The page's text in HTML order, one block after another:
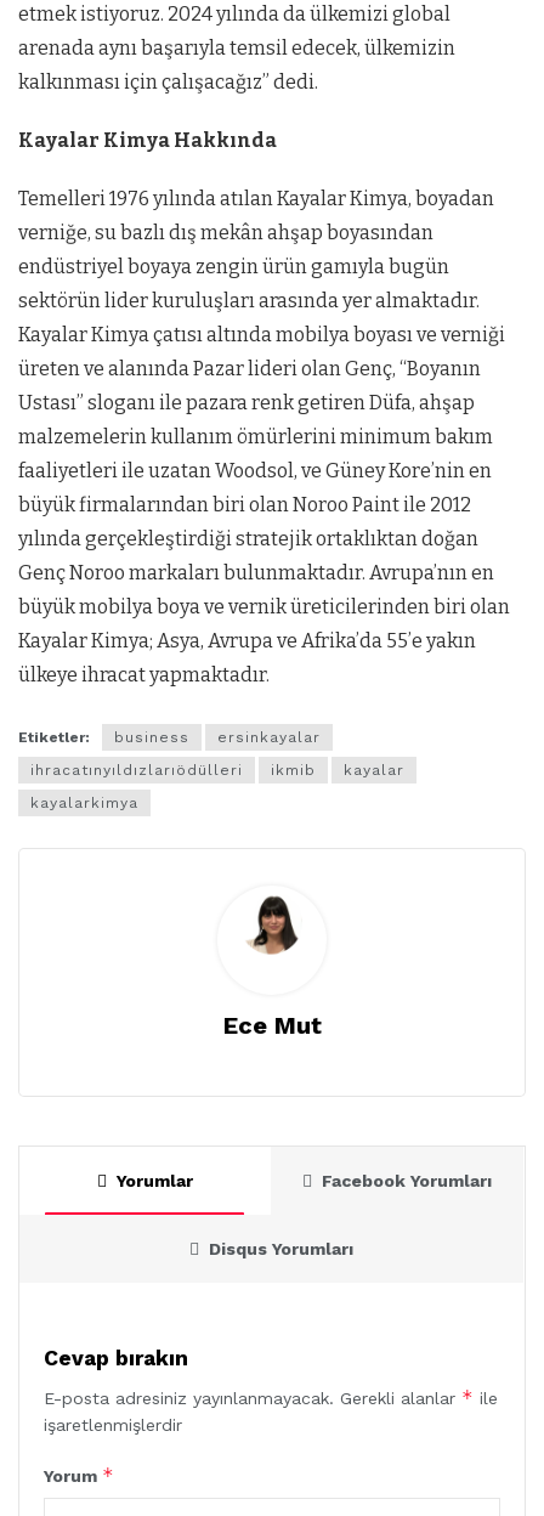
etmek istiyoruz. 2024 yılında da ülkemizi global
arenada aynı başarıyla temsil edecek, ülkemizin
kalkınması için çalışacağız” dedi.
Kayalar Kimya Hakkında
Temelleri 1976 yılında atılan Kayalar Kimya, boyadan
verniğe, su bazlı dış mekân ahşap boyasından
endüstriyel boyaya zengin ürün gamıyla bugün
sektörün lider kuruluşları arasında yer almaktadır.
Kayalar Kimya çatısı altında mobilya boyası ve verniği
üreten ve alanında Pazar lideri olan Genç, “Boyanın
Ustası” sloganı ile pazara renk getiren Düfa, ahşap
malzemelerin kullanım ömürlerini minimum bakım
faaliyetleri ile uzatan Woodsol, ve Güney Kore’nin en
büyük firmalarından biri olan Noroo Paint ile 2012
yılında gerçekleştirdiği stratejik ortaklıktan doğan
Genç Noroo markaları bulunmaktadır. Avrupa’nın en
büyük mobilya boya ve vernik üreticilerinden biri olan
Kayalar Kimya; Asya, Avrupa ve Afrika’da 55’e yakın
ülkeye ihracat yapmaktadır.
Etiketler: business
ersinkayalar
ihracatınyıldızlarıödülleri
ikmib
kayalar
kayalarkimya
Ece Mut
Yorumlar Facebook Yorumları
Disqus Yorumları
Cevap bırakın
E-posta adresiniz yayınlanmayacak. Gerekli alanlar * ile
işaretlenmişlerdir
Yorum *